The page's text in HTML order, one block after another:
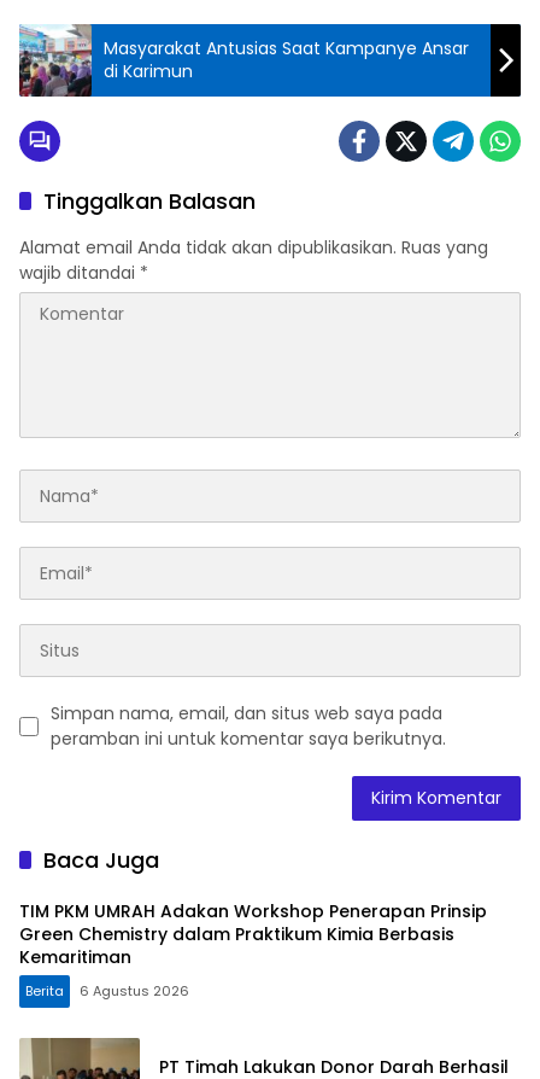
Masyarakat Antusias Saat Kampanye Ansar
di Karimun
Tinggalkan Balasan
Alamat email Anda tidak akan dipublikasikan. Ruas yang
wajib ditandai *
Simpan nama, email, dan situs web saya pada
peramban ini untuk komentar saya berikutnya.
Baca Juga
TIM PKM UMRAH Adakan Workshop Penerapan Prinsip
Green Chemistry dalam Praktikum Kimia Berbasis
Kemaritiman
Berita 6 Agustus 2026
PT Timah Lakukan Donor Darah Berhasil